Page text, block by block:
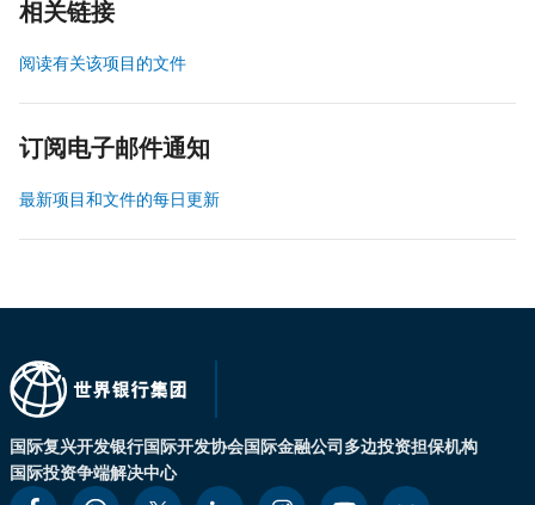
相关链接
阅读有关该项目的文件
订阅电子邮件通知
最新项目和文件的每日更新
国际复兴开发银行国际开发协会国际金融公司多边投资担保机构
国际投资争端解决中心